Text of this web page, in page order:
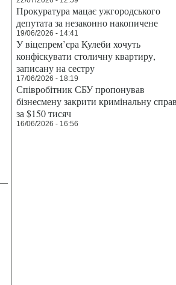
Прокуратура мацає ужгородського
депутата за незаконно накопичене
19/06/2026 - 14:41
У віцепрем’єра Кулеби хочуть
конфіскувати столичну квартиру,
записану на сестру
17/06/2026 - 18:19
Співробітник СБУ пропонував
бізнесмену закрити кримінальну
за $150 тисяч
16/06/2026 - 16:56